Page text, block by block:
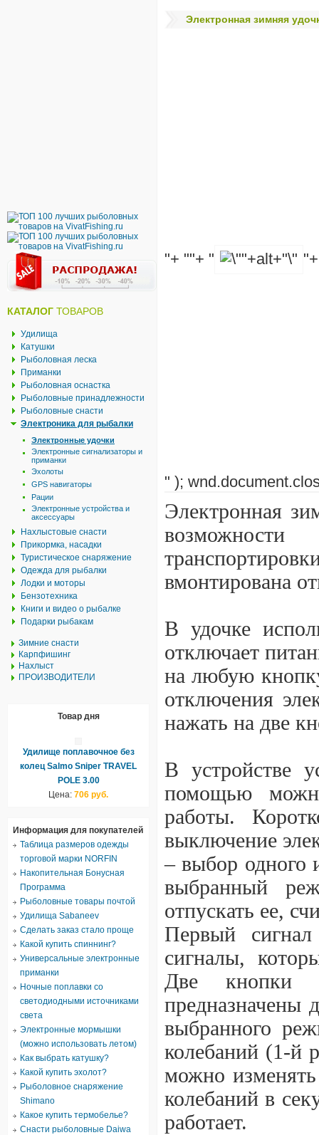
КАТАЛОГ ТОВАРОВ
Удилища
Катушки
Рыболовная леска
Приманки
Рыболовная оснастка
Рыболовные принадлежности
Рыболовные снасти
Электроника для рыбалки
Электронные удочки
Электронные сигнализаторы и
приманки
Эхолоты
GPS навигаторы
Рации
Электронные устройства и
аксессуары
Нахлыстовые снасти
Прикормка, насадки
Туристическое снаряжение
Одежда для рыбалки
Лодки и моторы
Бензотехника
Книги и видео о рыбалке
Подарки рыбакам
Зимние снасти
Карпфишинг
Нахлыст
ПРОИЗВОДИТЕЛИ
Товар дня
Удилище поплавочное без
колец Salmo Sniper TRAVEL
POLE 3.00
Цена: 706 руб.
Информация для покупателей
Таблица размеров одежды
торговой марки NORFIN
Накопительная Бонусная
Программа
Рыболовные товары почтой
Удилища Sabaneev
Сделать заказ стало проще
Какой купить спиннинг?
Универсальные электронные
приманки
Ночные поплавки со
светодиодными источниками
света
Электронные мормышки
(можно использовать летом)
Как выбрать катушку?
Какой купить эхолот?
Рыболовное снаряжение
Shimano
Какое купить термобелье?
Снасти рыболовные Daiwa
Электронная зимняя
"+ ""+ "
" );
Электронная
вмонтирована
В удочке
отключает
на любую
отключения
нажать на две
В устройстве
помощью
работы.
выключение
– выбор одного
выбранный
отпускать ее,
Первый
сигналы,
Две кнопки
предназначены
выбранного
колебаний (1-й
можно
колебаний в
работает.